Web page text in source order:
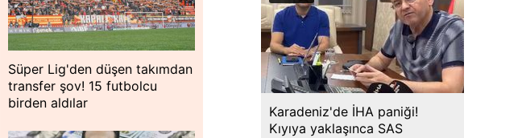
Süper Lig'den düşen takımdan
transfer şov! 15 futbolcu
birden aldılar
Karadeniz'de İHA paniği!
Kıyıya yaklaşınca SAS